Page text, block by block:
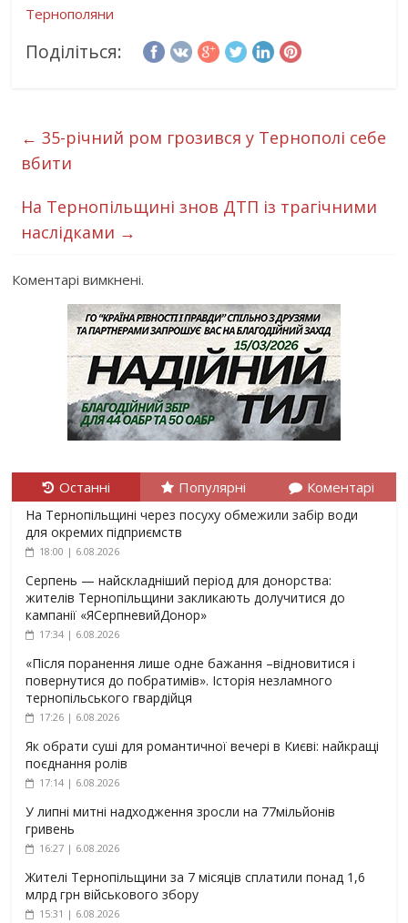
Тернополяни
Поділіться:
← 35-річний ром грозився у Тернополі себе
вбити
На Тернопільщині знов ДТП із трагічними
наслідками →
Коментарі вимкнені.
Останні Популярні Коментарі
На Тернопільщині через посуху обмежили забір води
для окремих підприємств
18:00 | 6.08.2026
Серпень — найскладніший період для донорства:
жителів Тернопільщини закликають долучитися до
кампанії «ЯСерпневийДонор»
17:34 | 6.08.2026
«Після поранення лише одне бажання –відновитися і
повернутися до побратимів». Історія незламного
тернопільського гвардійця
17:26 | 6.08.2026
Як обрати суші для романтичної вечері в Києві: найкращі
поєднання ролів
17:14 | 6.08.2026
У липні митні надходження зросли на 77мільйонів
гривень
16:27 | 6.08.2026
Жителі Тернопільщини за 7 місяців сплатили понад 1,6
млрд грн військового збору
15:31 | 6.08.2026